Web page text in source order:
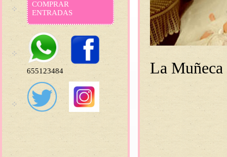
COMPRAR
ENTRADAS
655123484 La